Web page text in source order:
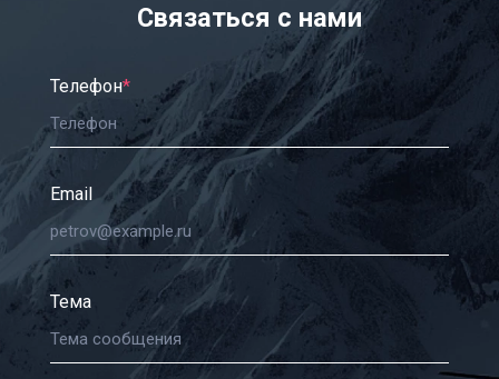
Связаться с нами
Телефон*
Email
Тема